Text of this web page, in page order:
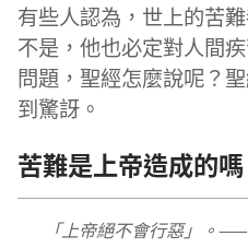
有些人認為，世上的苦
不是，他也必定對人間
問題，聖經怎麼說呢？
到驚訝。
苦難是上帝造成的嗎
「上帝絕不會行惡」。——